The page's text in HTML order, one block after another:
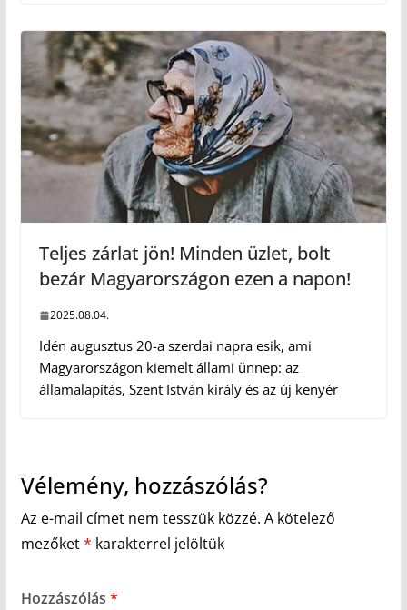
Teljes zárlat jön! Minden üzlet, bolt
bezár Magyarországon ezen a napon!
2025.08.04.
Idén augusztus 20-a szerdai napra esik, ami
Magyarországon kiemelt állami ünnep: az
államalapítás, Szent István király és az új kenyér
Vélemény, hozzászólás?
Az e-mail címet nem tesszük közzé. A kötelező
mezőket* karakterrel jelöltük
Hozzászólás *